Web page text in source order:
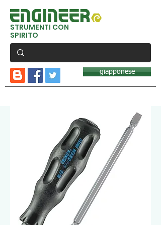
STRUMENTI CON
SPIRITO
giapponese